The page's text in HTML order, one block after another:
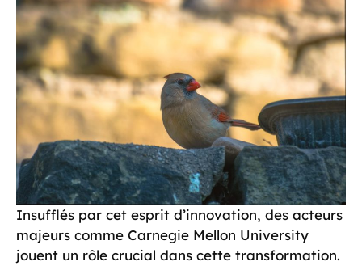
Insufflés par cet esprit d’innovation, des acteurs
majeurs comme Carnegie Mellon University
jouent un rôle crucial dans cette transformation.